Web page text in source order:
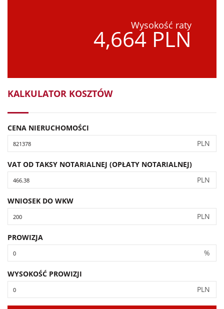
Wysokość raty
4,664 PLN
KALKULATOR KOSZTÓW
CENA NIERUCHOMOŚCI
PLN
VAT OD TAKSY NOTARIALNEJ (OPŁATY NOTARIALNEJ)
PLN
WNIOSEK DO WKW
PLN
PROWIZJA
%
WYSOKOŚĆ PROWIZJI
PLN